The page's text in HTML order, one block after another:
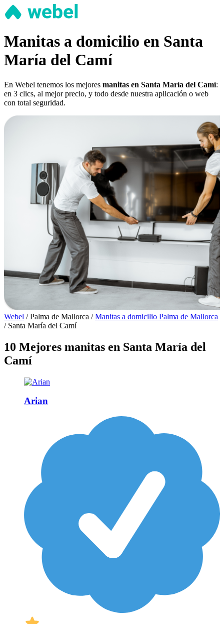
Manitas a domicilio en Santa
María del Camí
En Webel tenemos los mejores manitas en Santa María del Camí:
en 3 clics, al mejor precio, y todo desde nuestra aplicación o web
con total seguridad.
Webel / Palma de Mallorca / Manitas a domicilio Palma de Mallorca
/ Santa María del Camí
10 Mejores manitas en Santa María del
Camí
Arian